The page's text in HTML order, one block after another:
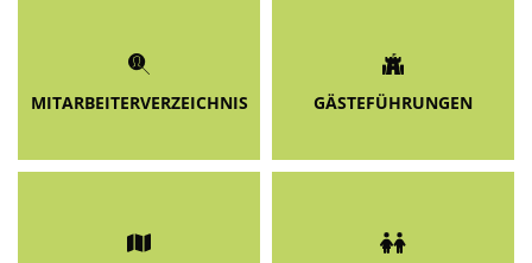
MITARBEITERVERZEICHNIS GÄSTEFÜHRUNGEN